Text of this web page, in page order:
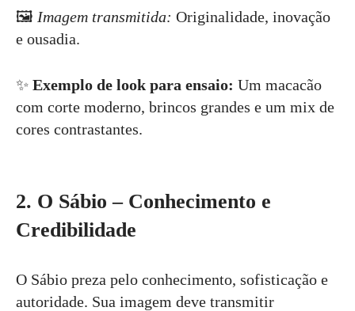
🖼 Imagem transmitida: Originalidade, inovação
e ousadia.
✨ Exemplo de look para ensaio: Um macacão
com corte moderno, brincos grandes e um mix de
cores contrastantes.
2. O Sábio – Conhecimento e
Credibilidade
O Sábio preza pelo conhecimento, sofisticação e
autoridade. Sua imagem deve transmitir